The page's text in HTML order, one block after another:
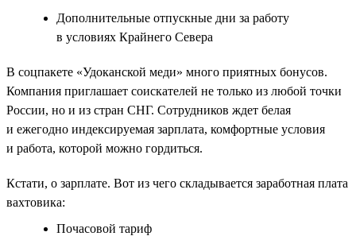
Дополнительные отпускные дни за работу
в условиях Крайнего Севера
В соцпакете «Удоканской меди» много приятных бонусов.
Компания приглашает соискателей не только из любой точки
России, но и из стран СНГ. Сотрудников ждет белая
и ежегодно индексируемая зарплата, комфортные условия
и работа, которой можно гордиться.
Кстати, о зарплате. Вот из чего складывается заработная плата
вахтовика:
Почасовой тариф